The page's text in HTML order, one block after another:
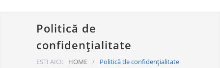
Politică de
confidențialitate
ESTI AICI: HOME / Politică de confidențialitate